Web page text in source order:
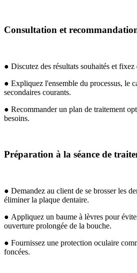
Consultation et
● Discutez des résultats souhaités et fixez
● Expliquez l'ensemble du processus, le
secondaires courants.
● Recommander un plan de traitement
besoins.
Préparation à la séance de
● Demandez au client de se brosser les
éliminer la plaque dentaire.
● Appliquez un baume à lèvres pour
ouverture prolongée de la bouche.
● Fournissez une protection oculaire
foncées.